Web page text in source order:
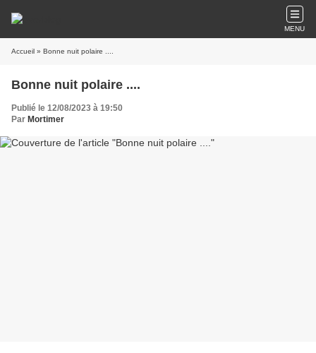
MENU
Accueil » Bonne nuit polaire ....
Bonne nuit polaire ....
Publié le 12/08/2023 à 19:50
Par Mortimer